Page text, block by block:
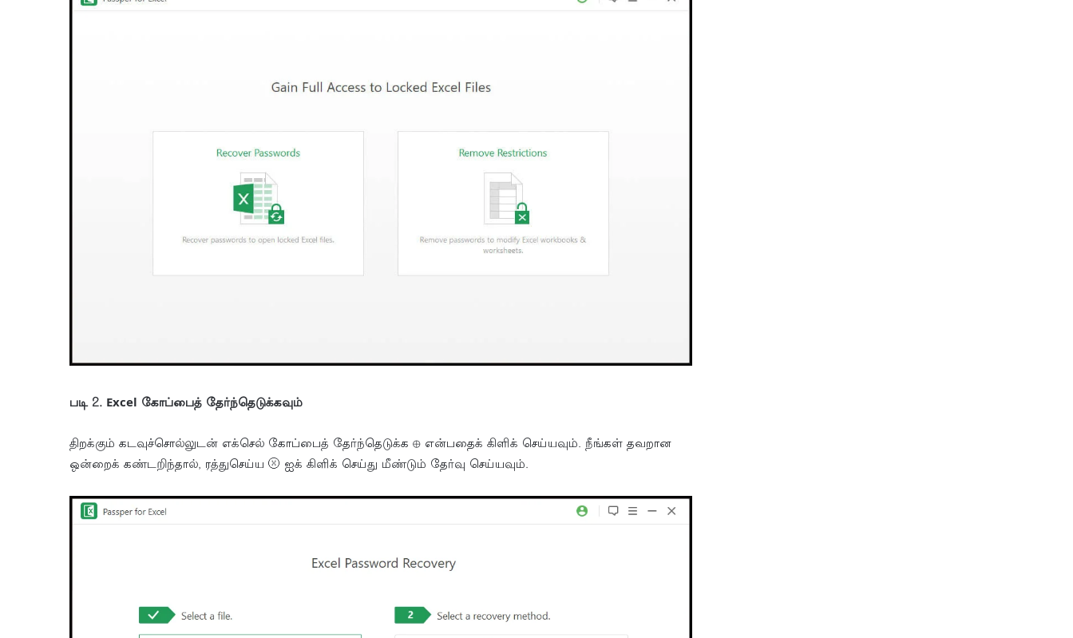
படி 2. Excel கோப்பைத் தேர்ந்தெடுக்கவும்
திறக்கும் கடவுச்சொல்லுடன் எக்செல் கோப்பைத் தேர்ந்தெடுக்க ⊕ என்பதைக் கிளிக் செய்யவும். நீங்கள் தவறான
ஒன்றைக் கண்டறிந்தால், ரத்துசெய்ய ⓧ ஐக் கிளிக் செய்து மீண்டும் தேர்வு செய்யவும்.